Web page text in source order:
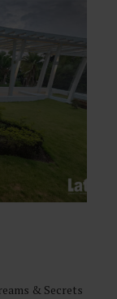
& Secrets